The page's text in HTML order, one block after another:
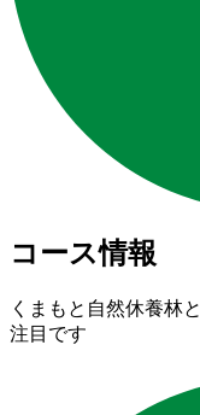
コース情報
くまもと自然休養林
注目です